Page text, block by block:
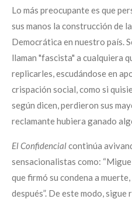
Lo más preocupante es que
sus manos la construcción de
Democrática en nuestro país.
llaman "fascista" a cualquiera
replicarles, escudándose en
crispación social, como si
según dicen, perdieron sus
reclamante hubiera ganado
El Confidencialcontinúa
sensacionalistas como:
que firmó su condena a
después”. De este modo,